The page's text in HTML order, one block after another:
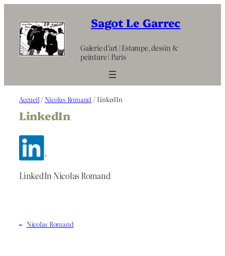
contenu
Sagot Le Garrec
Galerie d’art | Estampe, dessin &
peinture | Paris
Accueil / Nicolas Romand / LinkedIn
LinkedIn
LinkedIn Nicolas Romand
← Nicolas Romand